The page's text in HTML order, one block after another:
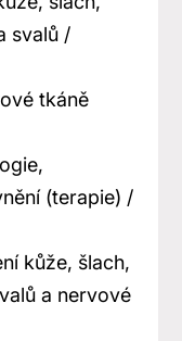
svalů /
tkáně
(terapie) /
kůže, šlach,
a nervové